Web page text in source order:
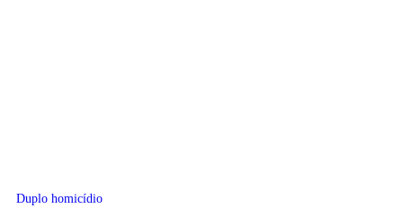
Duplo homicídio